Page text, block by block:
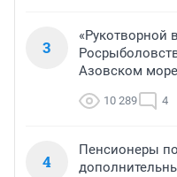
3
«Рукотворной
Азовском море
10 289 4
4
Пенсионеры